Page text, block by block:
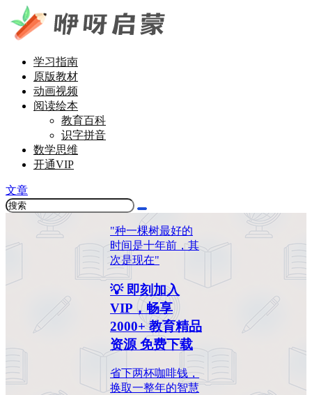
学习指南
原版教材
动画视频
阅读绘本
教育百科
识字拼音
数学思维
开通VIP
文章
"种一棵树最好的
时间是十年前，其
次是现在"
💡 即刻加入
VIP，畅享
2000+ 教育精品
资源 免费下载
省下两杯咖啡钱，
换取一整年的智慧